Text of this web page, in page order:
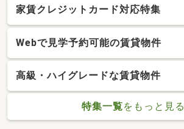
家賃クレジットカード対応特集
Webで見学予約可能の賃貸物件
高級・ハイグレードな賃貸物件
特集一覧をもっと見る